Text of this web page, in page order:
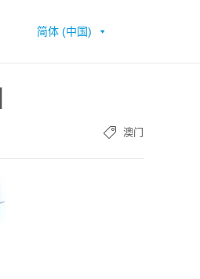
简体 (中国)
澳门